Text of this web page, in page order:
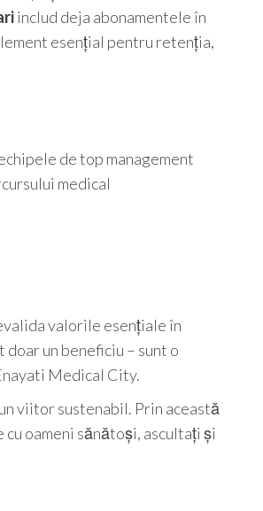
includ deja abonamentele în
esențial pentru retenția,
de top management
medical
valorile esențiale în
un beneficiu – sunt o
Medical City.
viitor sustenabil. Prin această
oameni sănătoși, ascultați și